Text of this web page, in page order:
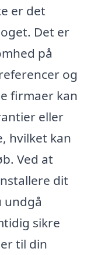
er det
Det er
på
og
firmaer kan
eller
hvilket kan
Ved at
dit
undgå
sikre
til din